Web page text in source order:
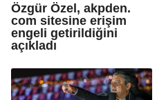
Özgür Özel, akpden.
com sitesine erişim
engeli getirildiğini
açıkladı